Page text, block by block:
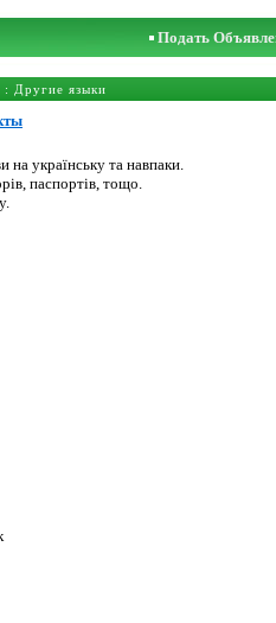
Подать
: Другие языки
на українську та навпаки.
паспортів, тощо.